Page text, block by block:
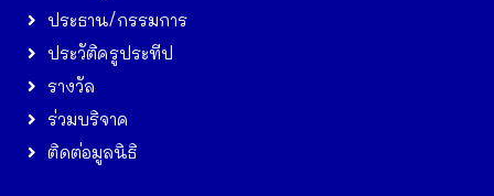
ประธาน/กรรมการ
ประวัติครูประทีป
รางวัล
ร่วมบริจาค
ติดต่อมูลนิธิ